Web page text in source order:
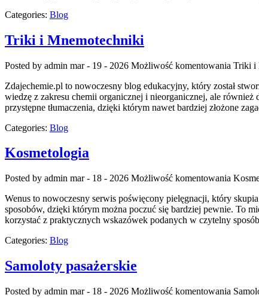
Categories: Blog
Triki i Mnemotechniki
Posted by admin mar - 19 - 2026 Możliwość komentowania Triki i
Zdajechemie.pl to nowoczesny blog edukacyjny, który został
wiedzę z zakresu chemii organicznej i nieorganicznej, ale
przystępne tłumaczenia, dzięki którym nawet bardziej złożone
Categories: Blog
Kosmetologia
Posted by admin mar - 18 - 2026 Możliwość komentowania
Wenus to nowoczesny serwis poświęcony pielęgnacji, który
sposobów, dzięki którym można poczuć się bardziej pewnie. To
korzystać z praktycznych wskazówek podanych w czytelny
Categories: Blog
Samoloty pasażerskie
Posted by admin mar - 18 - 2026 Możliwość komentowania